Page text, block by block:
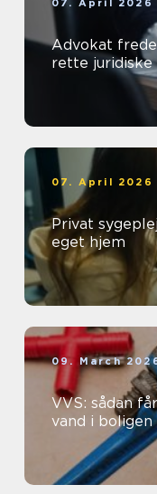
Advokat fredericia sådan
rette
07. April 2026
Privat sygepleje
eget hjem
09. March
VVS: sådan
vand i boligen